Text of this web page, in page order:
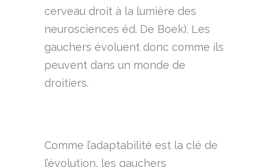
cerveau droit à la lumière des
neurosciences éd. De Boek). Les
gauchers évoluent donc comme ils
peuvent dans un monde de
droitiers.
Comme l’adaptabilité est la clé de
l’évolution, les gauchers